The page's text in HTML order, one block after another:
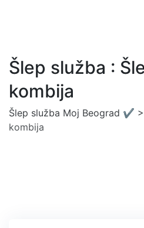
Šlep služba :
kombija
Šlep služba Moj Beograd ✔️ >
kombija